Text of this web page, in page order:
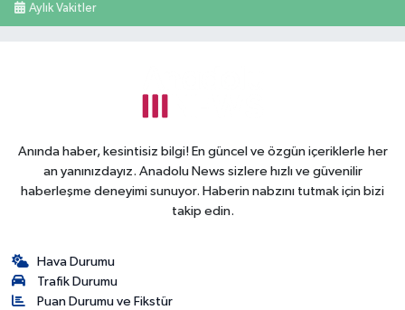
Aylık Vakitler
Anında haber, kesintisiz bilgi! En güncel ve özgün içeriklerle her
an yanınızdayız. Anadolu News sizlere hızlı ve güvenilir
haberleşme deneyimi sunuyor. Haberin nabzını tutmak için bizi
takip edin.
Hava Durumu
Trafik Durumu
Puan Durumu ve Fikstür